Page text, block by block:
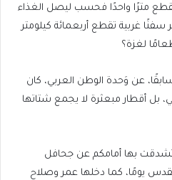
تقطع مترًا واحدًا فحسب ليصل الغذاء
غربية تقطع أربعمائة كيلومتر
لغزة؟
عن وَحدة الوطن العربي، كان
بل أقطار مبعثرة لا يجمع شتاتها
تشدقت بها أمامكم عن جحافل
يومًا، كما دخلها عمر وصلاح